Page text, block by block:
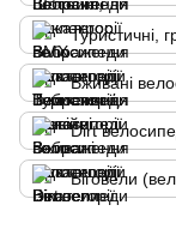
Туристичні,
Вживані
Dirt
Біговели